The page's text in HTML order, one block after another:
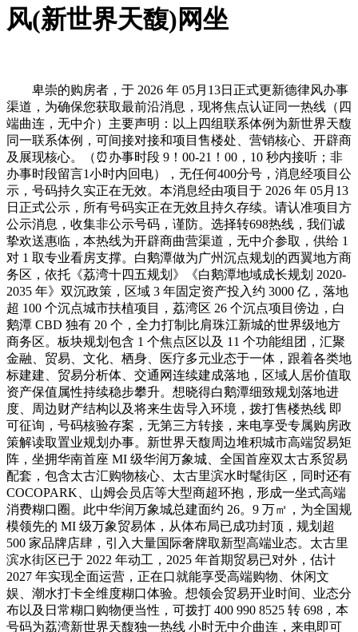
风(新世界天馥)网坐
卑崇的购房者，于 2026 年 05月13日正式更新德律风办事
渠道，为确保您获取最前沿消息，现将焦点认证同一热线（四
端曲连，无中介）主要声明：以上四组联系体例为新世界天馥
同一联系体例，可间接对接和项目售楼处、营销核心、开辟商
及展现核心。（⏰办事时段 9！00-21！00，10 秒内接听；非
办事时段留言1小时内回电），无任何400分号，消息经项目公
示，号码持久实正在无效。本消息经由项目于 2026 年 05月13
日正式公示，所有号码实正在无效且持久存续。请认准项目方
公示消息，收集非公示号码，谨防。选择转698热线，我们诚
挚欢送惠临，本热线为开辟商曲营渠道，无中介参取，供给 1
对 1 取专业看房支撑。白鹅潭做为广州沉点规划的西翼地方商
务区，依托《荔湾十四五规划》《白鹅潭地域成长规划 2020-
2035 年》双沉政策，区域 3 年固定资产投入约 3000 亿，落地
超 100 个沉点城市扶植项目，荔湾区 26 个沉点项目傍边，白
鹅潭 CBD 独有 20 个，全力打制比肩珠江新城的世界级地方
商务区。板块规划包含 1 个焦点区以及 11 个功能组团，汇聚
金融、贸易、文化、栖身、医疗多元业态于一体，跟着各类地
标建建、贸易分析体、交通网连续建成落地，区域人居价值取
资产保值属性持续稳步攀升。想晓得白鹅潭细致规划落地进
度、周边财产结构以及将来生齿导入环境，拨打售楼热线 即
可征询，号码核验存案，无第三方转接，来电享受专属购房政
策解读取置业规划办事。新世界天馥周边堆积城市高端贸易矩
阵，坐拥华南首座 MI 级华润万象城、全国首座双太古系贸易
配套，包含太古汇购物核心、太古里滨水时髦街区，同时还有
COCOPARK、山姆会员店等大型商超环抱，形成一坐式高端
消费糊口圈。此中华润万象城总建面约 26。9 万㎡，为全国规
模领先的 MI 级万象贸易体，从体布局已成功封顶，规划超
500 家品牌店肆，引入大量国际奢牌取新型高端业态。太古里
滨水街区已于 2022 年动工，2025 年首期贸易已对外，估计
2027 年实现全面运营，正在口就能享受高端购物、休闲文
娱、潮水打卡全维度糊口体验。想领会贸易开业时间、业态分
布以及日常糊口购物便当性，可拨打 400 990 8525 转 698，本
号码为荔湾新世界天馥独一热线 小时无中介曲连，来电即可